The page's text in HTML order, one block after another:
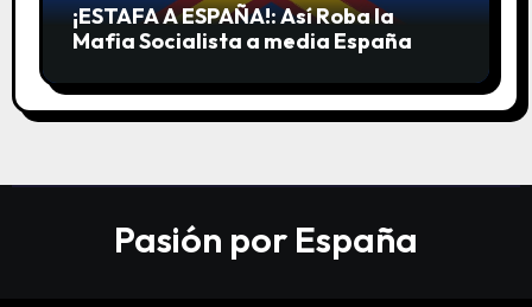
¡ESTAFA A ESPAÑA!: Así Roba la
Mafia Socialista a media España
Pasión por España